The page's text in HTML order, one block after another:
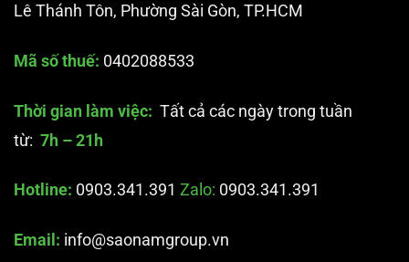
Lê Thánh Tôn, Phường Sài Gòn, TP.HCM
Mã số thuế: 0402088533
Thời gian làm việc: Tất cả các ngày trong tuần
từ: 7h – 21h
Hotline: 0903.341.391 Zalo: 0903.341.391
Email: info@saonamgroup.vn